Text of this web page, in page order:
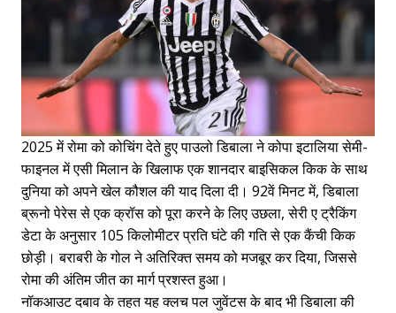
2025 में रोमा को कोचिंग देते हुए पाउलो डिबाला ने कोपा इटालिया सेमी-
फाइनल में एसी मिलान के खिलाफ एक शानदार बाइसिकल किक के साथ
दुनिया को अपने खेल कौशल की याद दिला दी। 92वें मिनट में, डिबाला
ब्रूनो पेरेस से एक क्रॉस को पूरा करने के लिए उछला, सेरी ए ट्रैकिंग
डेटा के अनुसार 105 किलोमीटर प्रति घंटे की गति से एक कैंची किक
छोड़ी। बराबरी के गोल ने अतिरिक्त समय को मजबूर कर दिया, जिससे
रोमा की अंतिम जीत का मार्ग प्रशस्त हुआ।
नॉकआउट दबाव के तहत यह क्लच पल जुवेंटस के बाद भी डिबाला की